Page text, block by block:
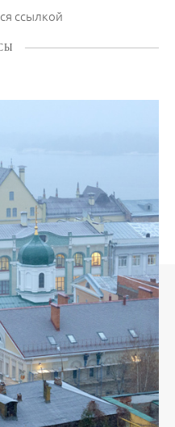
ссылкой